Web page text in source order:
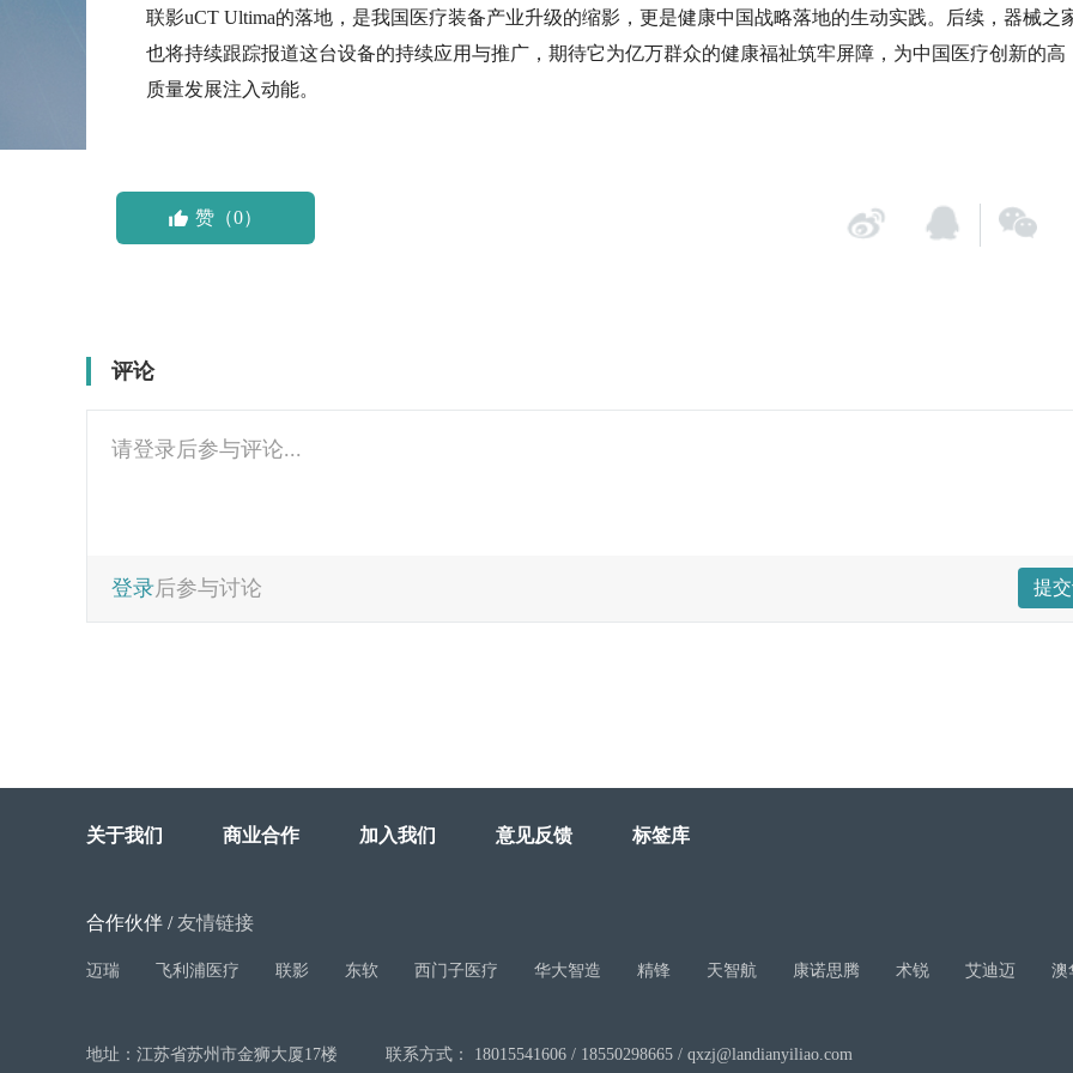
联影uCT Ultima的落地，是我国医疗装备产业升级的缩影，更是健康中国战略落地的生动实践。后续，器械之
也将持续跟踪报道这台设备的持续应用与推广，期待它为亿万群众的健康福祉筑牢屏障，为中国医疗创新的高
质量发展注入动能。
赞（0）
评论
请登录后参与评论...
登录后参与讨论 提
关于我们 商业合作 加入我们 意见反馈 标签库
合作伙伴 /友情链接
迈瑞 飞利浦医疗 联影 东软 西门子医疗 华大智造 精锋 天智航 康诺思腾 术锐 艾迪迈 澳
地址：江苏省苏州市金狮大厦17楼 联系方式： 18015541606 / 18550298665 / qxzj@landianyiliao.com